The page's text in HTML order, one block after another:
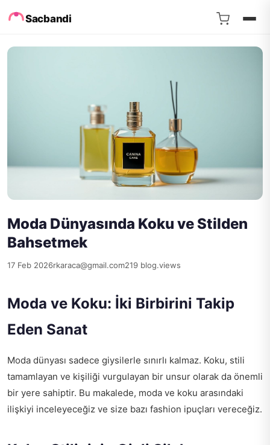
Sacbandi
Moda Dünyasında Koku ve Stilden
Bahsetmek
17 Feb 2026rkaraca@gmail.com219 blog.views
Moda ve Koku: İki Birbirini Takip
Eden Sanat
Moda dünyası sadece giysilerle sınırlı kalmaz. Koku, stili
tamamlayan ve kişiliği vurgulayan bir unsur olarak da önemli
bir yere sahiptir. Bu makalede, moda ve koku arasındaki
ilişkiyi inceleyeceğiz ve size bazı fashion ipuçları vereceğiz.